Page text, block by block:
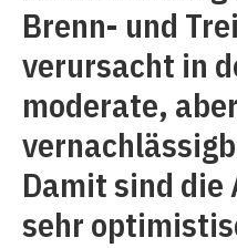
Brenn- und
verursacht in
moderate,
Damit sind die
sehr